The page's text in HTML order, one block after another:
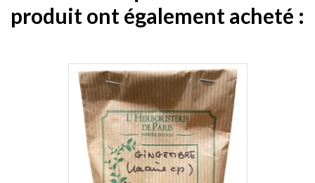
produit ont également acheté :